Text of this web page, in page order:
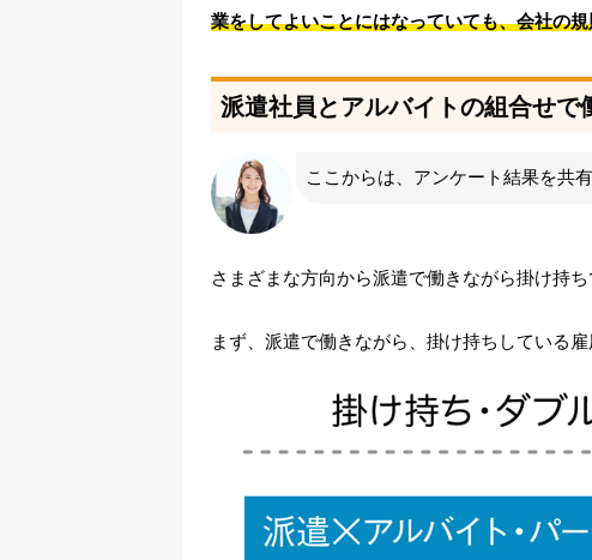
業をしてよいことにはなっていても、会社の
派遣社員とアルバイトの組合せで
ここからは、アンケート結果を共
さまざまな方向から派遣で働きながら掛け持
まず、派遣で働きながら、掛け持ちしている